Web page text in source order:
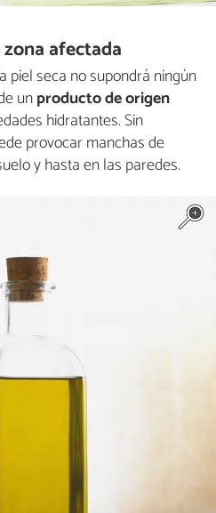
afectada
piel seca no supondrá ningún
unproducto de origen
hidratantes. Sin
provocar manchas de
y hasta en las paredes.